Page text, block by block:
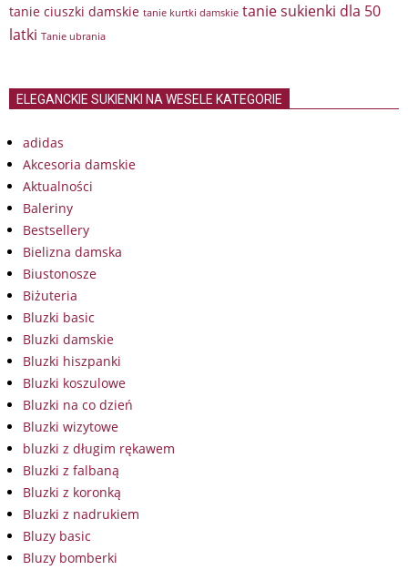
tanie ciuszki damskie tanie kurtki damskie tanie sukienki dla 50
latki Tanie ubrania
ELEGANCKIE SUKIENKI NA WESELE KATEGORIE
adidas
Akcesoria damskie
Aktualności
Baleriny
Bestsellery
Bielizna damska
Biustonosze
Biżuteria
Bluzki basic
Bluzki damskie
Bluzki hiszpanki
Bluzki koszulowe
Bluzki na co dzień
Bluzki wizytowe
bluzki z długim rękawem
Bluzki z falbaną
Bluzki z koronką
Bluzki z nadrukiem
Bluzy basic
Bluzy bomberki